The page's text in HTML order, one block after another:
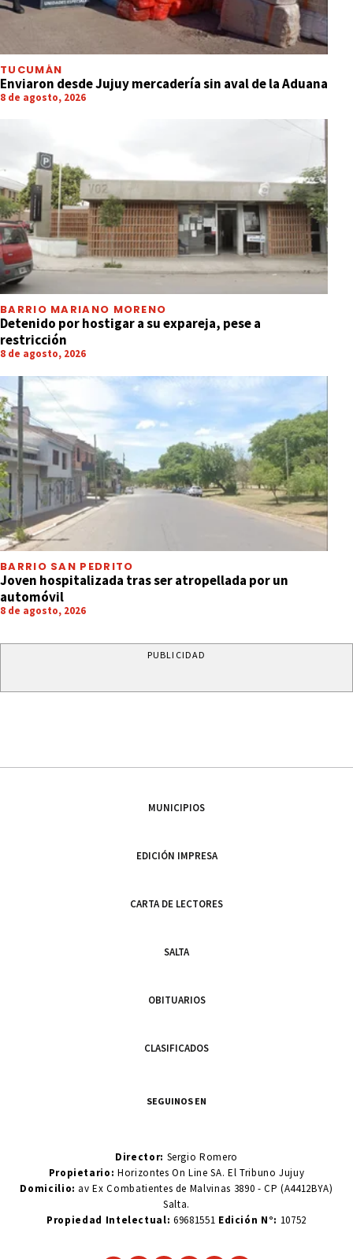
TUCUMÁN
Enviaron desde Jujuy mercadería sin aval de la Aduana
8 de agosto, 2026
BARRIO MARIANO MORENO
Detenido por hostigar a su expareja, pese a
restricción
8 de agosto, 2026
BARRIO SAN PEDRITO
Joven hospitalizada tras ser atropellada por un
automóvil
8 de agosto, 2026
PUBLICIDAD
MUNICIPIOS
EDICIÓN IMPRESA
CARTA DE LECTORES
SALTA
OBITUARIOS
CLASIFICADOS
SEGUINOS EN
Director: Sergio Romero
Propietario:Horizontes On Line SA. El Tribuno Jujuy
Domicilio: av Ex Combatientes de Malvinas 3890 - CP (A4412BYA)
Salta.
Propiedad Intelectual: 69681551 Edición N°: 10752